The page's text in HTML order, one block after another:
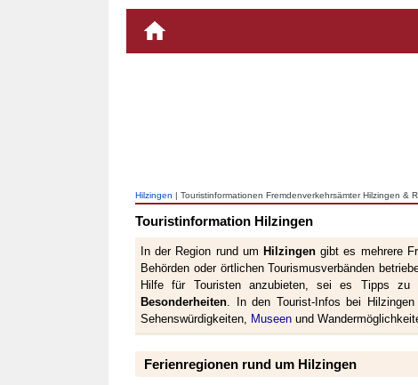
Hilzingen | Touristinformationen Fremdenverkehrsämter Hilzingen &
Touristinformation Hilzingen
In der Region rund um Hilzingen gibt es mehrere
Behörden oder örtlichen Tourismusverbänden
Hilfe für Touristen anzubieten, sei es Tipps zu
Besonderheiten. In den Tourist-Infos bei
Sehenswürdigkeiten, Museen und
Ferienregionen rund um Hilzingen